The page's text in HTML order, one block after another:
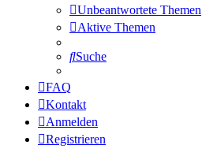
Unbeantwortete Themen
Aktive Themen
Suche
FAQ
Kontakt
Anmelden
Registrieren